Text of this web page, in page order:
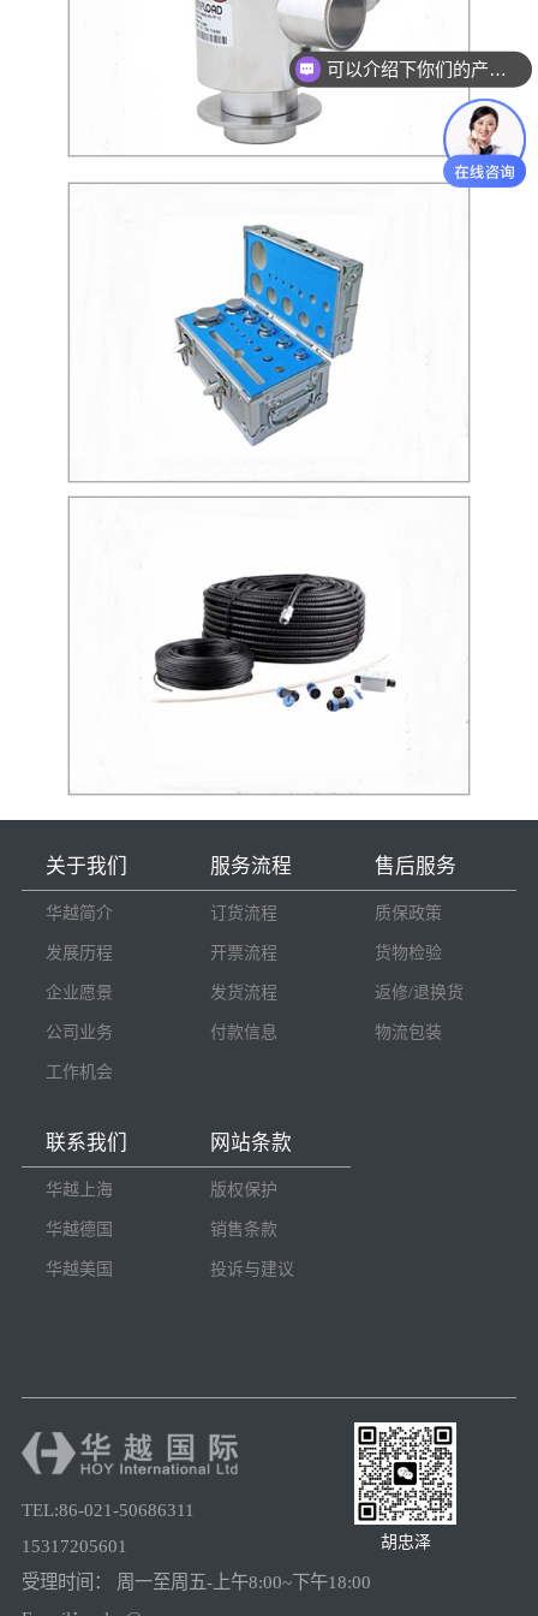
关于我们
华越简介
发展历程
企业愿景
公司业务
工作机会
服务流程
订货流程
开票流程
发货流程
付款信息
售后服务
质保政策
货物检验
返修/退换货
物流包装
联系我们
华越上海
华越德国
华越美国
网站条款
版权保护
销售条款
投诉与建议
TEL:86-021-50686311
15317205601
受理时间： 周一至周五-上午8:00~下午18:00
胡忠泽
可以介绍下你们的产品么